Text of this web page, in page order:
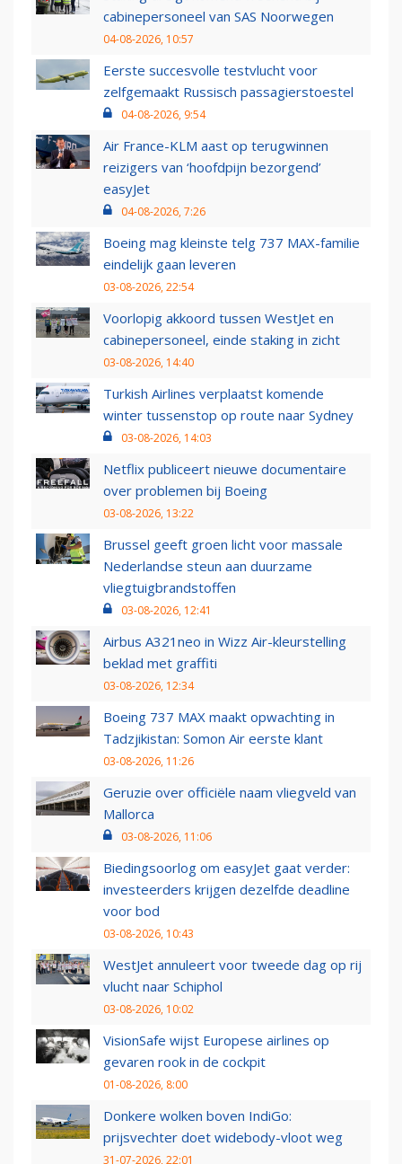
cabinepersoneel van SAS Noorwegen
04-08-2026, 10:57
Eerste succesvolle testvlucht voor
zelfgemaakt Russisch passagierstoestel
04-08-2026, 9:54
Air France-KLM aast op terugwinnen
reizigers van ‘hoofdpijn bezorgend’
easyJet
04-08-2026, 7:26
Boeing mag kleinste telg 737 MAX-familie
eindelijk gaan leveren
03-08-2026, 22:54
Voorlopig akkoord tussen WestJet en
cabinepersoneel, einde staking in zicht
03-08-2026, 14:40
Turkish Airlines verplaatst komende
winter tussenstop op route naar Sydney
03-08-2026, 14:03
Netflix publiceert nieuwe documentaire
over problemen bij Boeing
03-08-2026, 13:22
Brussel geeft groen licht voor massale
Nederlandse steun aan duurzame
vliegtuigbrandstoffen
03-08-2026, 12:41
Airbus A321neo in Wizz Air-kleurstelling
beklad met graffiti
03-08-2026, 12:34
Boeing 737 MAX maakt opwachting in
Tadzjikistan: Somon Air eerste klant
03-08-2026, 11:26
Geruzie over officiële naam vliegveld van
Mallorca
03-08-2026, 11:06
Biedingsoorlog om easyJet gaat verder:
investeerders krijgen dezelfde deadline
voor bod
03-08-2026, 10:43
WestJet annuleert voor tweede dag op rij
vlucht naar Schiphol
03-08-2026, 10:02
VisionSafe wijst Europese airlines op
gevaren rook in de cockpit
01-08-2026, 8:00
Donkere wolken boven IndiGo:
prijsvechter doet widebody-vloot weg
31-07-2026, 22:01